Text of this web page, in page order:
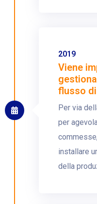
2019
Viene
flusso
Per via
per
installare
della